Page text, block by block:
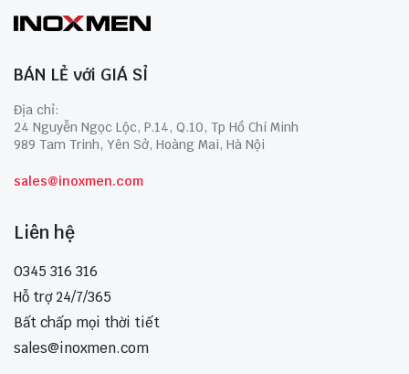
BÁN LẺ với GIÁ SỈ
Địa chỉ:
24 Nguyễn Ngọc Lộc, P.14, Q.10, Tp Hồ Chí Minh
989 Tam Trinh, Yên Sở, Hoàng Mai, Hà Nội
sales@inoxmen.com
Liên hệ
0345 316 316
Hỗ trợ 24/7/365
Bất chấp mọi thời tiết
sales@inoxmen.com